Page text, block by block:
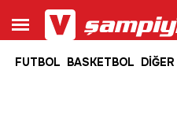
FUTBOL BASKETBOL DİĞER